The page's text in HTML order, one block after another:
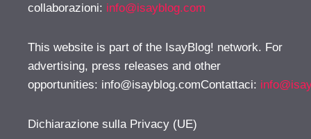
collaborazioni: info@isayblog.com
This website is part of the IsayBlog! network. For
advertising, press releases and other
opportunities: info@isayblog.comContattaci:
Dichiarazione sulla Privacy (UE)